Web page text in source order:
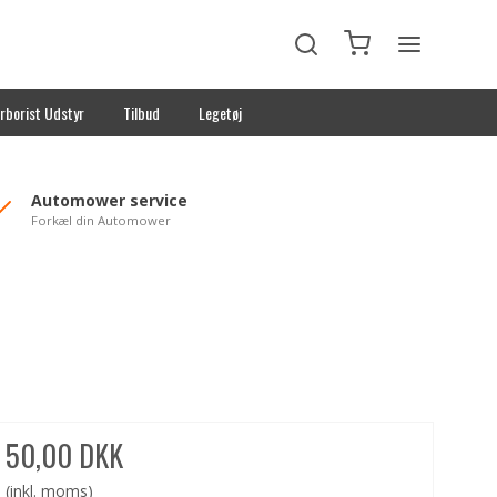
Udstyr Tilbud Legetøj
Automower service
Forkæl din Automower
50,00 DKK
(inkl. moms)